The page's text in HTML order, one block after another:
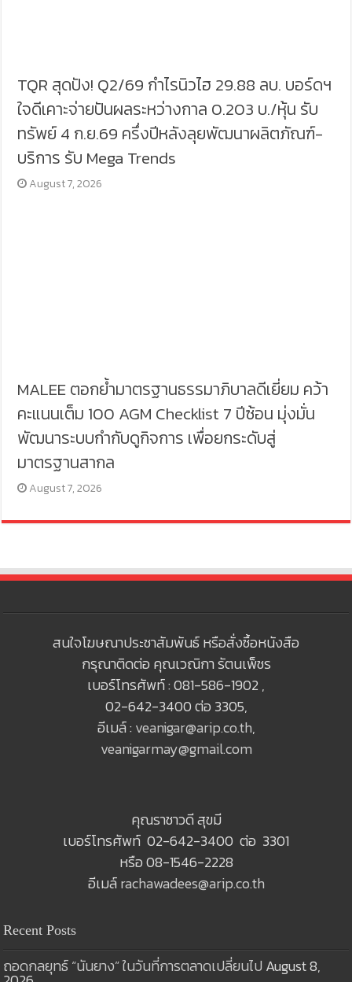
TQR สุดปัง! Q2/69 กำไรนิวไฮ 29.88 ลบ. บอร์ดฯ
ใจดีเคาะจ่ายปันผลระหว่างกาล 0.203 บ./หุ้น รับ
ทรัพย์ 4 ก.ย.69 ครึ่งปีหลังลุยพัฒนาผลิตภัณฑ์-
บริการ รับ Mega Trends
August 7, 2026
MALEE ตอกย้ำมาตรฐานธรรมาภิบาลดีเยี่ยม คว้า
คะแนนเต็ม 100 AGM Checklist 7 ปีซ้อน มุ่งมั่น
พัฒนาระบบกำกับดูกิจการ เพื่อยกระดับสู่
มาตรฐานสากล
August 7, 2026
สนใจโฆษณาประชาสัมพันธ์ หรือสั่งซื้อหนังสือ
กรุณาติดต่อ คุณเวณิกา รัตนเพ็ชร
เบอร์โทรศัพท์ : 081-586-1902 ,
02-642-3400 ต่อ 3305,
อีเมล์ : veanigar@arip.co.th,
veanigarmay@gmail.com
คุณราชาวดี สุขมี
เบอร์โทรศัพท์ 02-642-3400 ต่อ 3301
หรือ 08-1546-2228
อีเมล์rachawadees@arip.co.th
Recent Posts
ถอดกลยุทธ์ “นันยาง” ในวันที่การตลาดเปลี่ยนไป August 8,